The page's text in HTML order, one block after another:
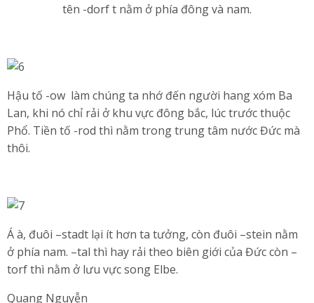
tên -dorf t nằm ở phía đông và nam.
Hậu tố -ow làm chúng ta nhớ đến người hang xóm Ba
Lan, khi nó chỉ rải ở khu vực đông bắc, lúc trước thuộc
Phổ. Tiền tố -rod thì nằm trong trung tâm nước Đức mà
thôi.
Á à, đuôi –stadt lại ít hơn ta tưởng, còn đuôi –stein nằm
ở phía nam. –tal thì hay rải theo biên giới của Đức còn –
torf thì nằm ở lưu vực song Elbe.
Quang Nguyễn